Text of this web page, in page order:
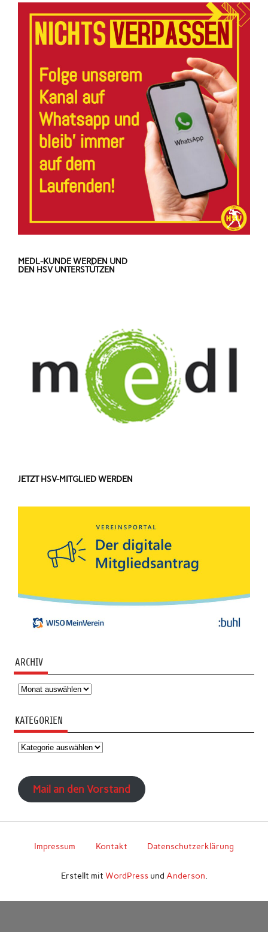
MEDL-KUNDE WERDEN UND
DEN HSV UNTERSTÜTZEN
JETZT HSV-MITGLIED WERDEN
ARCHIV
Archiv
KATEGORIEN
Kategorien
Mail an den Vorstand
Impressum Kontakt Datenschutzerklärung
Erstellt mit WordPressund Anderson.